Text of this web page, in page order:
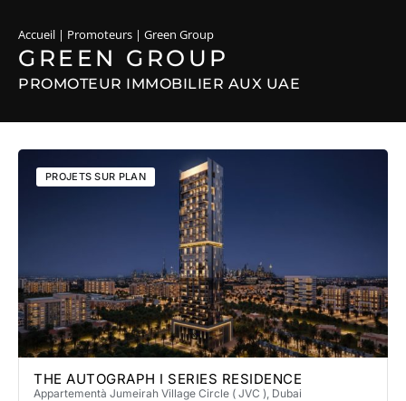
Accueil | Promoteurs | Green Group
GREEN GROUP
PROMOTEUR IMMOBILIER AUX UAE
PROJETS SUR PLAN
THE AUTOGRAPH I SERIES RESIDENCE
Appartementà Jumeirah Village Circle ( JVC ) , Dubai